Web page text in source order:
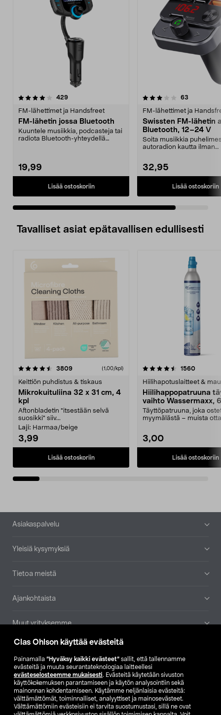
Clas Ohlson käyttää evästeitä
Painamalla ”Hyväksy kaikki evästeet” sallit, että tallennamme
evästeitä ja muuta seurantateknologiaa laitteellesi
evästeselosteemme mukaisesti. Evästeitä käytetään sivuston
käyttökokemuksen parantamiseen ja käytön analysointiin sekä
mainonnan kohdentamiseen. Käytämme neljänlaisia evästeitä:
välttämättömät, toiminnalliset, analyyttiset ja mainosevästeet.
Välttämättömiin evästeisiin ei tarvita suostumustasi, sillä ne ovat
429arvostelut
FM-lähettimet ja Handsfreet
FM-lähetin jossa Bluetooth
Kuuntele musiikkia, podcasteja tai
radiota Bluetooth-yhteydellä
19,99
Lisää ostoskoriin
3.0 viidestä
63
FM-lähettimet ja
Swissten FM-lähetin
Bluetooth, 12–24 V
Soita musiikkia
autoradion kautta ilman
32,95
Lisää ostoskoriin
Tavalliset asiat epätavallisen edullisesti
3809arvostelut (1,00/kpl)
Keittiön puhdistus & tiskaus
Mikrokuituliina 32 x 31 cm, 4
kpl
Aftonbladetin "itsestään selvä
suosikki" siiv...
Laji: Harmaa/beige
3,99
Lisää ostoskoriin
4.5viidestä
1560
Hiilihapotuslaitteet &
Hiilihappopatruuna
vaihto Wassermaxx,
Täyttöpatruuna, joka
myymälästä – muista
3,00
Lisää ostoskoriin
4.5viidestä
Alatunniste
Asiakaspalvelu
Yleisiä kysymyksiä
Tietoa meistä
Ajankohtaista
Muut yrityksemme
Etsi myymälä
SE NO FI
FI SV